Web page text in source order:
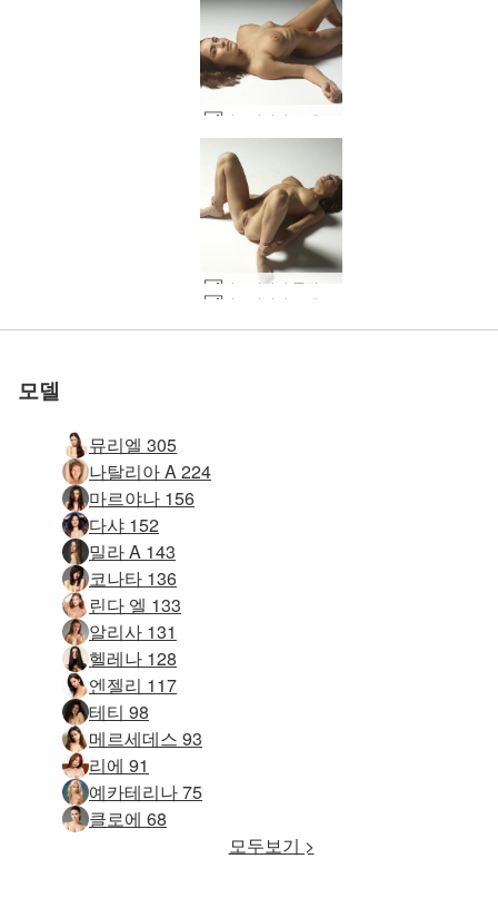
세계 1위 에로틱 사이트
우리와 함께하세
요
테티 누드 앉아 #23
페나 페미닌 #60
알리사 해변 #11
알리사 해변 #7
세계 1위 에로틱 사이트
우리와 함께하세
요
페나 페미닌 #56
Adriana 처음으로 누드를 더듬다 #9
세계 1위 에로틱 사이트
우리와 함께하세
요
Adriana 처음으로 누드를 더듬다 #5
마르야나 형성 #31
밀라 섹스 여신 #7
밀라 원시 여성 #18
마르야나 형성 #8
테티 소개 #3
테티 놀리는 #45
세계 1위 에로틱 사이트
우리와 함께하세
요
Aya Beshen 전체 그림 #5
마르야나 형성 #27
세계 1위 에로틱 사이트
우리와 함께하세
요
Aya Beshen 전체 그림 #29
세계 1위 에로틱 사이트
우리와 함께하세
요
모델
뮤리엘 305
나탈리아 A 224
마르야나 156
다샤 152
밀라 A 143
코나타 136
린다 엘 133
알리사 131
헬레나 128
엔젤리 117
테티 98
메르세데스 93
리에 91
예카테리나 75
클로에 68
모두보기 >